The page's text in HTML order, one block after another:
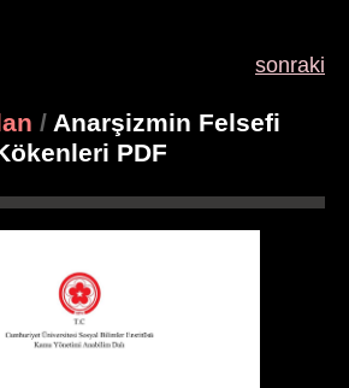
sonraki
/Anarşizmin Felsefi
PDF